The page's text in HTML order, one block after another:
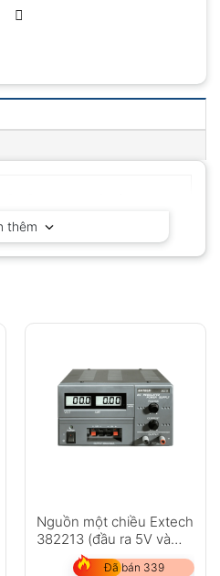
thêm
Nguồn một chiều Extech
382213 (đầu ra 5V và
12V cố định)
Đã bán 339